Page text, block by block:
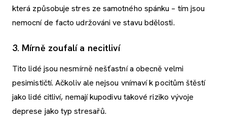
která způsobuje stres ze samotného spánku – tím jsou
nemocní de facto udržováni ve stavu bdělosti.
3. Mírně zoufalí a necitliví
Tito lidé jsou nesmírně nešťastní a obecně velmi
pesimističtí. Ačkoliv ale nejsou vnímaví k pocitům štěstí
jako lidé citliví, nemají kupodivu takové riziko vývoje
deprese jako typ stresařů.